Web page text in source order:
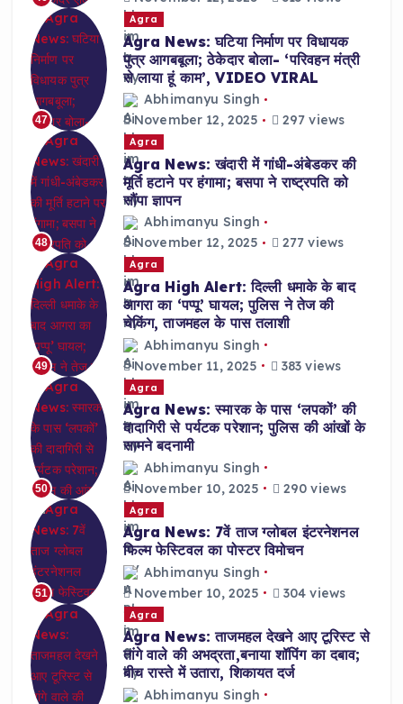
47
Agra
Agra News: घटिया निर्माण पर विधायक
पुत्र आगबबूला; ठेकेदार बोला- ‘परिवहन मंत्री
से लाया हूं काम’, VIDEO VIRAL
Abhimanyu Singh
November 12, 2025
297 views
48
Agra
Agra News: खंदारी में गांधी-अंबेडकर की
मूर्ति हटाने पर हंगामा; बसपा ने राष्ट्रपति को
सौंपा ज्ञापन
Abhimanyu Singh
November 12, 2025
277 views
49
Agra
Agra High Alert: दिल्ली धमाके के बाद
आगरा का ‘पप्पू’ घायल; पुलिस ने तेज की
चेकिंग, ताजमहल के पास तलाशी
Abhimanyu Singh
November 11, 2025
383 views
50
Agra
Agra News: स्मारक के पास ‘लपकों’ की
दादागिरी से पर्यटक परेशान; पुलिस की आंखों के
सामने बदनामी
Abhimanyu Singh
November 10, 2025
290 views
51
Agra
Agra News: 7वें ताज ग्लोबल इंटरनेशनल
फिल्म फेस्टिवल का पोस्टर विमोचन
Abhimanyu Singh
November 10, 2025
304 views
Agra
Agra News: ताजमहल देखने आए टूरिस्ट से
तांगे वाले की अभद्रता,बनाया शॉपिंग का दबाव;
बीच रास्ते में उतारा, शिकायत दर्ज
Abhimanyu Singh